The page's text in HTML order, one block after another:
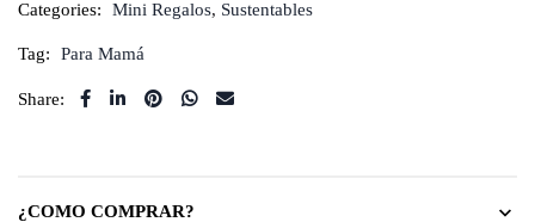
Categories: Mini Regalos, Sustentables
Tag: Para Mamá
Share:
¿COMO COMPRAR?